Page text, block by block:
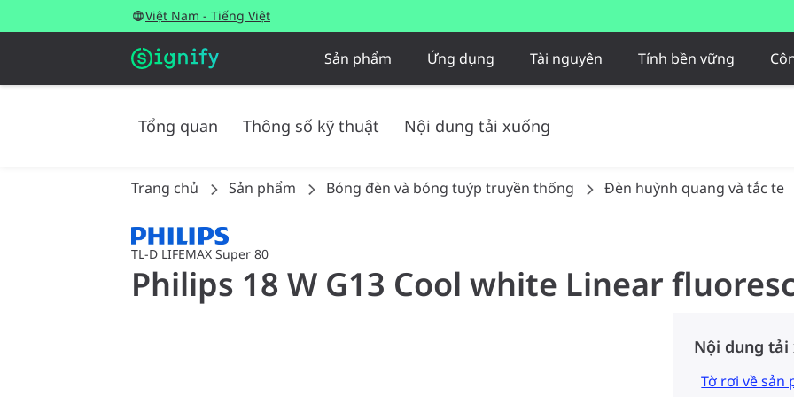
Việt Nam - Tiếng Việt
Sản phẩm Ứng dụng Tài nguyên Tính bền vững
Tổng quan Thông số kỹ thuật Nội dung tải xuống
Trang chủ Sản phẩm Bóng đèn và bóng tuýp truyền thống Đèn huỳnh quang và tắc te
TL-D LIFEMAX Super 80
Philips 18 W G13 Cool white Linear
Nội dung tải
Tờ rơi về sản